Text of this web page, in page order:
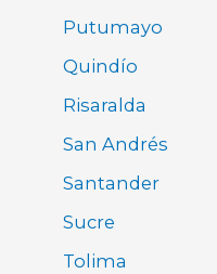
Putumayo
Quindío
Risaralda
San Andrés
Santander
Sucre
Tolima